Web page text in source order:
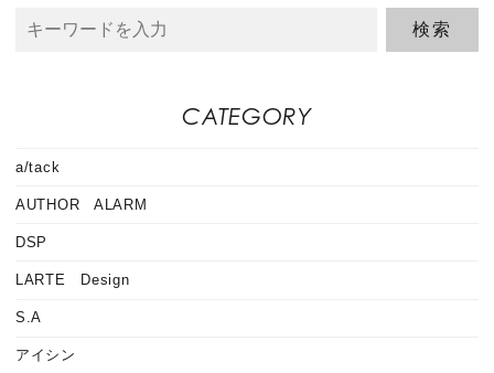
CATEGORY
a/tack
AUTHOR ALARM
DSP
LARTE Design
S.A
アイシン